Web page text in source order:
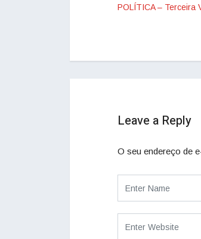
POLÍTICA – Terceira
Leave a Reply
O seu endereço de